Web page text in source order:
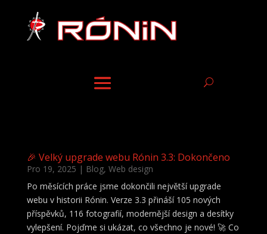
🎉 Velký upgrade webu Rónin 3.3: Dokončeno
Pro 19, 2025 | Blog, Web design
Po měsících práce jsme dokončili největší upgrade
webu v historii Rónin. Verze 3.3 přináší 105 nových
příspěvků, 116 fotografií, modernější design a desítky
vylepšení. Pojďme si ukázat, co všechno je nové! 🚀 Co